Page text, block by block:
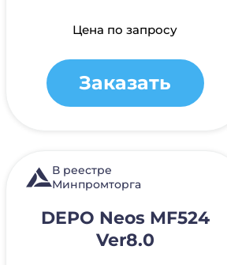
Цена по запросу
Заказать
В реестре
Минпромторга
DEPO Neos MF524
Ver8.0